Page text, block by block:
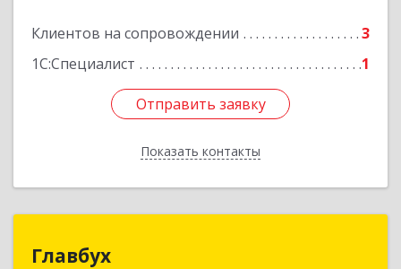
Клиентов на сопровождении
3
1С:Специалист
1
Отправить заявку
Показать контакты
Отправить заявку
Назад
Главбух